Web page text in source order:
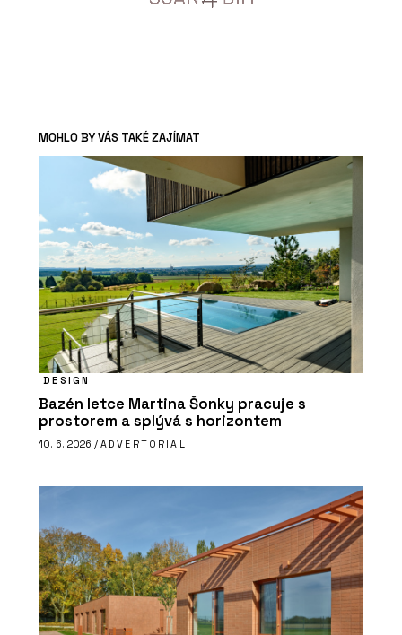
MOHLO BY VÁS TAKÉ ZAJÍMAT
DESIGN
Bazén letce Martina Šonky pracuje s
prostorem a splývá s horizontem
10. 6. 2026 / ADVERTORIAL